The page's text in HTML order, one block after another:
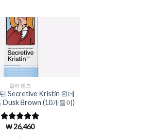
컬러렌즈
Secretive Kristin 원데
Dusk Brown (10개들이)
5 중에서
로 평
₩26,460